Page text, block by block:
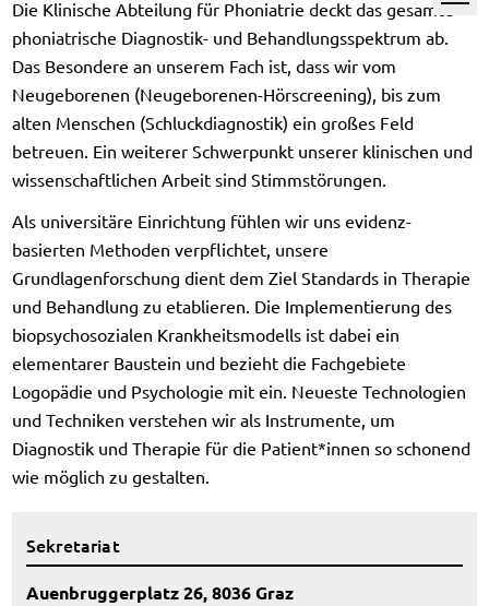
Die Klinische Abteilung für Phoniatrie deckt das gesamte
phoniatrische Diagnostik- und Behandlungsspektrum ab.
Das Besondere an unserem Fach ist, dass wir vom
Neugeborenen (Neugeborenen-Hörscreening), bis zum
alten Menschen (Schluckdiagnostik) ein großes Feld
betreuen. Ein weiterer Schwerpunkt unserer klinischen und
wissenschaftlichen Arbeit sind Stimmstörungen.
Als universitäre Einrichtung fühlen wir uns evidenz-
basierten Methoden verpflichtet, unsere
Grundlagenforschung dient dem Ziel Standards in Therapie
und Behandlung zu etablieren. Die Implementierung des
biopsychosozialen Krankheitsmodells ist dabei ein
elementarer Baustein und bezieht die Fachgebiete
Logopädie und Psychologie mit ein. Neueste Technologien
und Techniken verstehen wir als Instrumente, um
Diagnostik und Therapie für die Patient*innen so schonend
wie möglich zu gestalten.
Sekretariat
Auenbruggerplatz 26, 8036 Graz